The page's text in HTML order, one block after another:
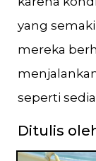
yang
mereka
seperti
Ditulis